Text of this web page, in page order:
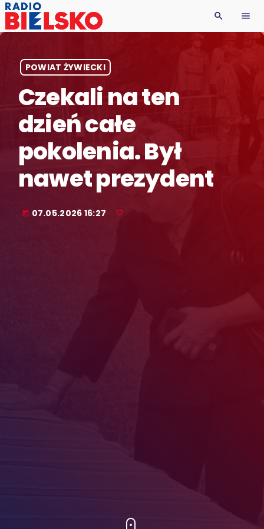
search menu
POWIAT ŻYWIECKI
Czekali na ten
dzień całe
pokolenia. Był
nawet prezydent
today 07.05.2026 16:27